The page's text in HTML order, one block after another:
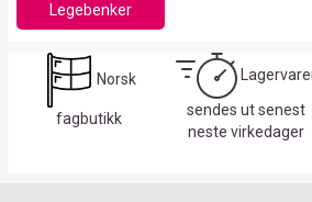
Legebenker
Norsk
fagbutikk
sendes ut senest
neste virkedager